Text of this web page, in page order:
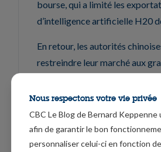
bourse, qui a limité les
d’intelligence artificielle H20
En retour, les autorités
restreindre leur marché aux
sur les bourses asiatiques ce
Europe affichent une
Pas vraiment étonnant
Nous respectons votre vie privée
CBC Le Blog de Bernard Keppenne
afin de garantir le bon
personnaliser celui-ci en fonction